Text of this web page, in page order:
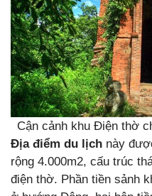
Cận cảnh khu Điện thờ
Địa điểm du lịch này
rộng 4.000m2, cấu trúc
điện thờ. Phần tiền sảnh